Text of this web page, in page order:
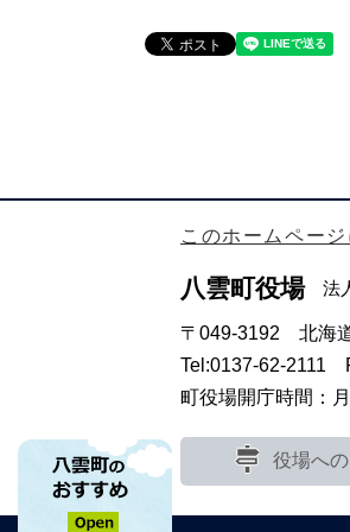
このホームペー
八雲町役場法人
〒049-3192 北海
Tel:0137-62-2111
町役場開庁時間：
役場へ